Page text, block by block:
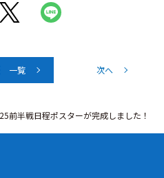
一覧 次へ
前半戦日程ポスターが完成しました！